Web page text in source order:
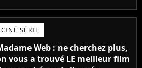
CINÉ SÉRIE
Web : ne cherchez plus,
vous a trouvé LE meilleur film